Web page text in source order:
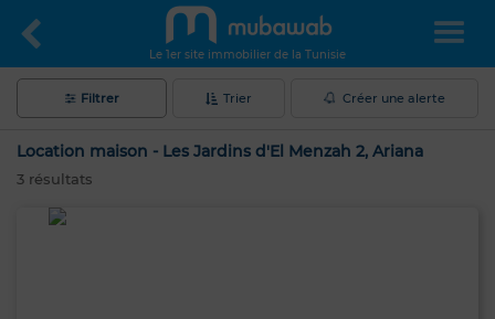
Le 1er site immobilier de la Tunisie
Filtrer Trier Créer une alerte
Location maison - Les Jardins d'El Menzah 2, Ariana
3 résultats